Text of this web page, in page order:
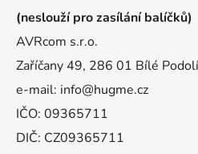
(neslouží pro zasílání balíčků)
AVRcom s.r.o.
Zaříčany 49, 286 01 Bílé Podolí
e-mail: info@hugme.cz
IČO: 09365711
DIČ: CZ09365711